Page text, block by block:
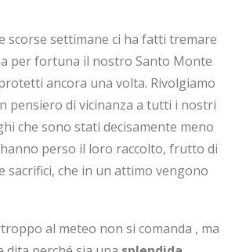
scorse settimane ci ha fatti tremare
per fortuna il nostro Santo Monte
ancora una volta. Rivolgiamo
pensiero di vicinanza a tutti i nostri
che sono stati decisamente meno
perso il loro raccolto, frutto di
sacrifici, che in un attimo vengono
al meteo non si comanda , ma